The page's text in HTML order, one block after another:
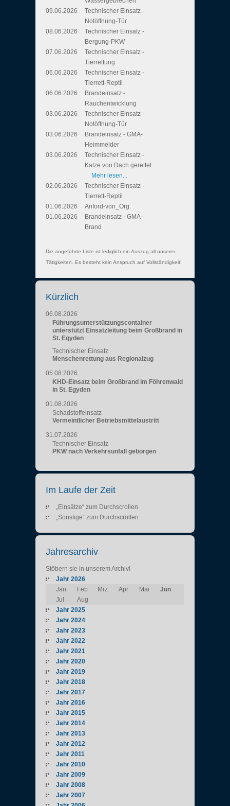
09.06.2026
Technischer Einsatz -
Notöffnung-Tür
08.06.2026
Technischer Einsatz -
Bergung-PKW
07.06.2026
Technischer Einsatz -
Tierrettung
06.06.2026
Technischer Einsatz -
Tierrett-Reptil
06.06.2026
Brandeinsatz -
Rauchentwicklung
03.06.2026
Technischer Einsatz -
Notöffnung-Tür
03.06.2026
Brandeinsatz - GMA-
Heimmelder
03.06.2026
Technischer Einsatz -
Katze von Dach gerettet
Mehr lesen...
02.06.2026
Technischer Einsatz -
Tierrett-Reptil
01.06.2026
Anford-von_Org.
01.06.2026
Brandeinsatz - GMA-
Brand
Die angeführte Liste ist lediglich ein Auszug all unserer
Tätigkeiten. Es besteht kein Anspruch auf Vollständigkeit!
Kürzlich
06.08.2026
Führungsunterstützungscontainer
unterstützt Einsatzleitung beim Großbrand in
St. Egyden
Technischer Einsatz
Menschenrettung aus Regionalzug
05.08.2026
KHD-Einsatz beim Großbrand im Föhrenwald
in St. Egyden
01.08.2026
Schadstoffeinsatz
Vermeintlicher Betriebsmittelaustritt
31.07.2026
Technischer Einsatz
PKW nach Verkehrsunfall geborgen
Im Laufe der Zeit
„Einsätze“ zum Durchscrollen
„Sonstige“ zum Durchscrollen
Jahresarchiv
Stöbern sie in unserem Archiv!
Jahr 2026
Jan
Feb Mrz Apr Mai
Jun
Jul
Aug
Jahr 2025
Jahr 2024
Jahr 2023
Jahr 2022
Jahr 2021
Jahr 2020
Jahr 2019
Jahr 2018
Jahr 2017
Jahr 2016
Jahr 2015
Jahr 2014
Jahr 2013
Jahr 2012
Jahr 2011
Jahr 2010
Jahr 2009
Jahr 2008
Jahr 2007